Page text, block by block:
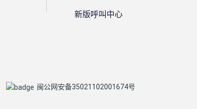
新版呼叫中心
闽公网安备35021102001674号